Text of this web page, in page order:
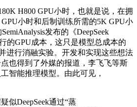
H800 GPU小时，也就是说，在拥
小时和后制训练所需的5K GPU小
发布的《DeepSeek
行的GPU成本，这只是模型总成本的
进行消融实验。开发和实现这些想法
也得到了外媒的报道，李飞飞等斯
智能推理模型。由此可见，
似DeepSeek通过“蒸